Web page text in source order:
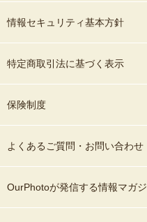
情報セキュリティ基本方針
特定商取引法に基づく表示
保険制度
よくあるご質問・お問い合わせ
OurPhotoが発信する情報マガ